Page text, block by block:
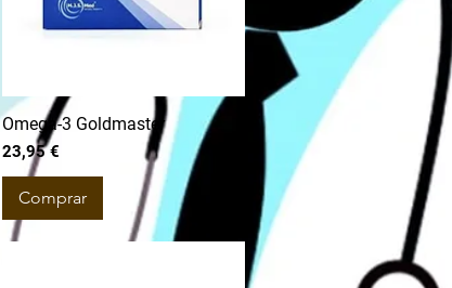
Omega-3 Goldmaster
Preço
23,95 €
Comprar